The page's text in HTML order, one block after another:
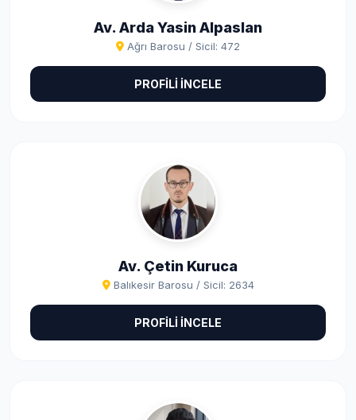
Av. Arda Yasin Alpaslan
Ağrı Barosu / Sicil: 472
PROFİLİ İNCELE
Av. Çetin Kuruca
Balıkesir Barosu / Sicil: 2634
PROFİLİ İNCELE